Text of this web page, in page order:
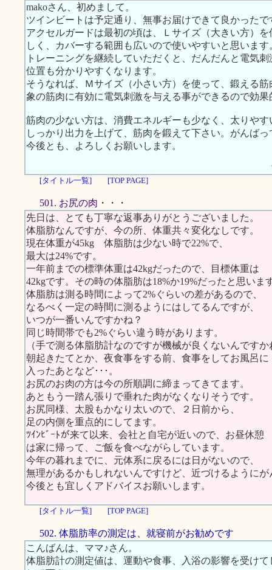
makoさん、初めまして。
ツインビートは予定通り、無事お届けできて良かったで
アクセルガードは最初の頃は、Ｌサイズ（大きい方）
しく、カバーする範囲も広いので使いやすいと思います
トレーニングを継続していただくと、だんだんと電気
位置も分かりやすくなります。
そうなれば、Ｍサイズ（小さい方）を使って、鍛える
象の筋肉に有効に電気刺激を与える事ができるので効果
筋肉の少ない方は、消費エネルギーも少なく、太りや
しっかり出力を上げて、筋肉を鍛えて下さい。がんばっ
今後とも、よろしくお願いします。
[タイトル一覧]
[TOP PAGE]
501. お尻の肉・・・
先日は、とても丁寧な返事ありがとうございました。
体脂肪なんですが、今の所、体重共々変化なしです。
現在体重が45kg 体脂肪は少ない時で22%で、
最大は24%です。
一年前までの標準体重は42kgだったので、目標体重は
42kgです。その時の体脂肪は18%か19%だったと思いま
体脂肪は測る時間によって2%ぐらいの差があるので、
なるべく一定の時間に測るようにはしてるんですが、
いつが一番いんですかね？
同じ時間帯でも2%ぐらい違う時があります。
（手で測る体脂肪計なのですが機械が良くないんですか
朝起きたてとか、夜食事をする前、食事をしてお風呂に
入ったあとなど･･･。
お尻のお肉の方は今の所順調に締まってきてます。
あともう一踏ん張りで垂れた肉がなくなりそうです。
お尻同様、太股もかなり太いので、２日前から、
足の内側を重点的にしてます。
ﾂｲﾝﾋﾞｰﾄが来て以来、会社と自宅が近いので、お昼休憩
は家に帰って、ご飯を食べながらしています。
今年の暮れまでに、元体系に戻るには日がないので、
無理があるかもしれないんですけど、近づけるように
今後とも宜しくアドバイスお願いします。
[タイトル一覧] [TOP PAGE]
502. 体脂肪率の測定は、就寝前がお勧めです
こんばんは、ママ♪さん。
体脂肪計の測定値は、運動や食事、入浴の影響を受け